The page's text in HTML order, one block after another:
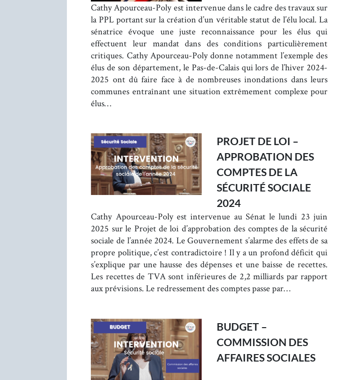
Cathy Apourceau-Poly est intervenue dans le cadre des travaux sur
la PPL portant sur la création d’un véritable statut de l’élu local. La
sénatrice évoque une juste reconnaissance pour les élus qui
effectuent leur mandat dans des conditions particulièrement
critiques. Cathy Apourceau-Poly donne notamment l’exemple des
élus de son département, le Pas-de-Calais qui lors de l’hiver 2024-
2025 ont dû faire face à de nombreuses inondations dans leurs
communes entraînant une situation extrêmement complexe pour
élus…
PROJET DE LOI –
APPROBATION DES
COMPTES DE LA
SÉCURITÉ SOCIALE
2024
Cathy Apourceau-Poly est intervenue au Sénat le lundi 23 juin
2025 sur le Projet de loi d’approbation des comptes de la sécurité
sociale de l’année 2024. Le Gouvernement s’alarme des effets de sa
propre politique, c’est contradictoire ! Il y a un profond déficit qui
s’explique par une hausse des dépenses et une baisse de recettes.
Les recettes de TVA sont inférieures de 2,2 milliards par rapport
aux prévisions. Le redressement des comptes passe par…
BUDGET –
COMMISSION DES
AFFAIRES SOCIALES